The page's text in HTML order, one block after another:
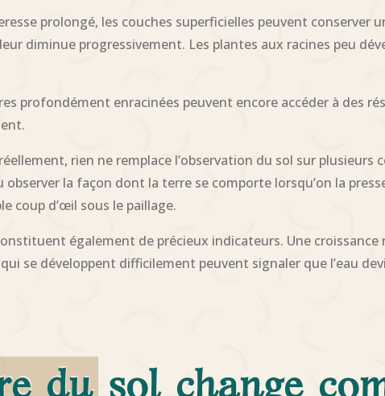
prolongé, les couches superficielles peuvent
diminue progressivement. Les plantes aux racines peu
profondément enracinées peuvent encore accéder à des
rien ne remplace l’observation du sol sur
la façon dont la terre se comporte lorsqu’on la
coup d’œil sous le paillage.
également de précieux indicateurs. Une
se développent difficilement peuvent signaler que l’eau
du sol change